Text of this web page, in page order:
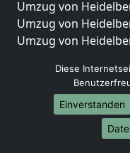
Umzug von
Umzug von
Umzug von
Umzug von
Umzug von
und Herzegowina
Umzug von
Umzug von
Diese
Einverstanden